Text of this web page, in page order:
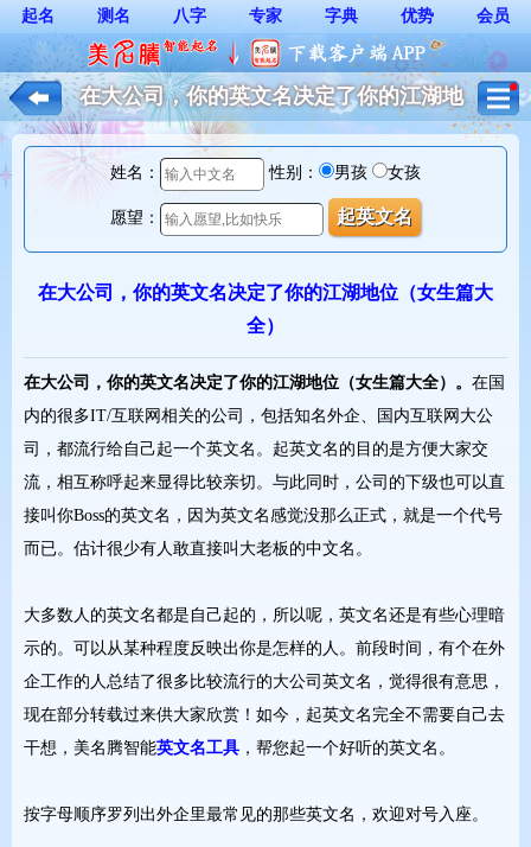
起名 测名 八字 专家 字典 优势 会员
在大公司，你的英文名决定了你的江湖地
位（女生篇大全）_起英文名
姓名： 性别： 男孩 女孩
愿望：
在大公司，你的英文名决定了你的江湖地位（女生篇大
全）
在大公司，你的英文名决定了你的江湖地位（女生篇大全）。 在国
内的很多IT/互联网相关的公司，包括知名外企、国内互联网大公
司，都流行给自己起一个英文名。起英文名的目的是方便大家交
流，相互称呼起来显得比较亲切。与此同时，公司的下级也可以直
接叫你Boss的英文名，因为英文名感觉没那么正式，就是一个代号
而已。估计很少有人敢直接叫大老板的中文名。
大多数人的英文名都是自己起的，所以呢，英文名还是有些心理暗
示的。可以从某种程度反映出你是怎样的人。前段时间，有个在外
企工作的人总结了很多比较流行的大公司英文名，觉得很有意思，
现在部分转载过来供大家欣赏！如今，起英文名完全不需要自己去
干想，美名腾智能英文名工具 ，帮您起一个好听的英文名。
按字母顺序罗列出外企里最常见的那些英文名，欢迎对号入座。